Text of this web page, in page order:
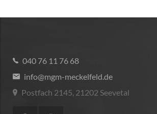
040 76 11 76 68
info@mgm-meckelfeld.de
Postfach 2145, 21202 Seevetal